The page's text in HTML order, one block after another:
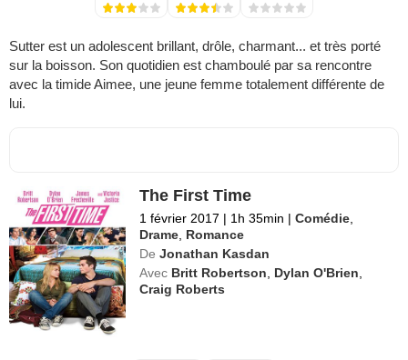
Sutter est un adolescent brillant, drôle, charmant... et très porté
sur la boisson. Son quotidien est chamboulé par sa rencontre
avec la timide Aimee, une jeune femme totalement différente de
lui.
The First Time
1 février 2017 | 1h 35min | Comédie
Drame Romance
De Jonathan Kasdan
Avec Britt Robertson Dylan O'Brien
Craig Roberts